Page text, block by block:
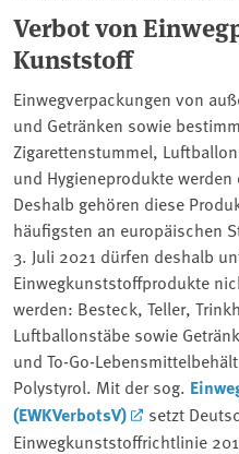
Verbot von
Kunststoff
Einwegverpackungen von
und Getränken sowie
Zigarettenstummel,
und Hygieneprodukte
Deshalb gehören diese
häufigsten an europäischen
3. Juli 2021 dürfen deshalb
Einwegkunststoffprodukte
werden: Besteck, Teller,
Luftballonstäbe sowie
und To-Go-
Polystyrol. Mit der sog.
(EWKVerbotsV)
setzt
Einwegkunststoffrichtlinie